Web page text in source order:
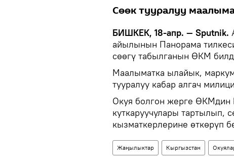
Сөөк тууралуу
БИШКЕК, 18-апр. — Sputnik.
айылынын Панорама
сөөгү табылганын ӨКМ
Маалыматка ылайык,
тууралуу кабар алгач
Окуя болгон жерге
куткаруучулары тартылып,
кызматкерлерине өткөрүп
Жаңылыктар Кыргызстан